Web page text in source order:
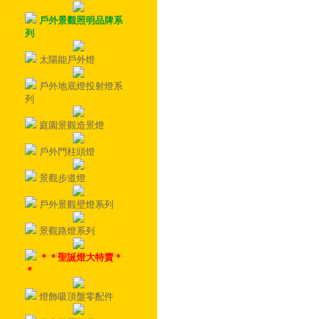
戶外景觀照明品牌系
列
太陽能戶外燈
戶外地底燈投射燈系
列
庭園景觀造景燈
戶外門柱頭燈
景觀步道燈
戶外景觀壁燈系列
景觀路燈系列
＊＊聖誕燈大特賣＊
＊
燈飾吸頂盤零配件